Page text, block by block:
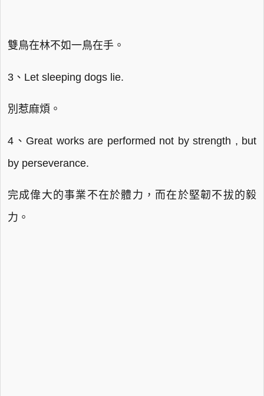
雙鳥在林不如一鳥在手。
3、Let sleeping dogs lie.
別惹麻煩。
4、Great works are performed not by strength , but
by perseverance.
完成偉大的事業不在於體力，而在於堅韌不拔的毅
力。